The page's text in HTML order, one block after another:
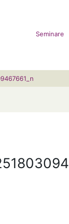
Seminare